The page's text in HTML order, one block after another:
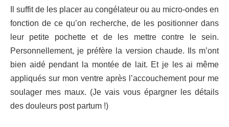
Il suffit de les placer au congélateur ou au micro-ondes en
fonction de ce qu’on recherche, de les positionner dans
leur petite pochette et de les mettre contre le sein.
Personnellement, je préfère la version chaude. Ils m’ont
bien aidé pendant la montée de lait. Et je les ai même
appliqués sur mon ventre après l’accouchement pour me
soulager mes maux. (Je vais vous épargner les détails
des douleurs post partum !)